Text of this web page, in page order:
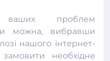
проблем
можна, вибравши
нашого інтернет-
необхідне